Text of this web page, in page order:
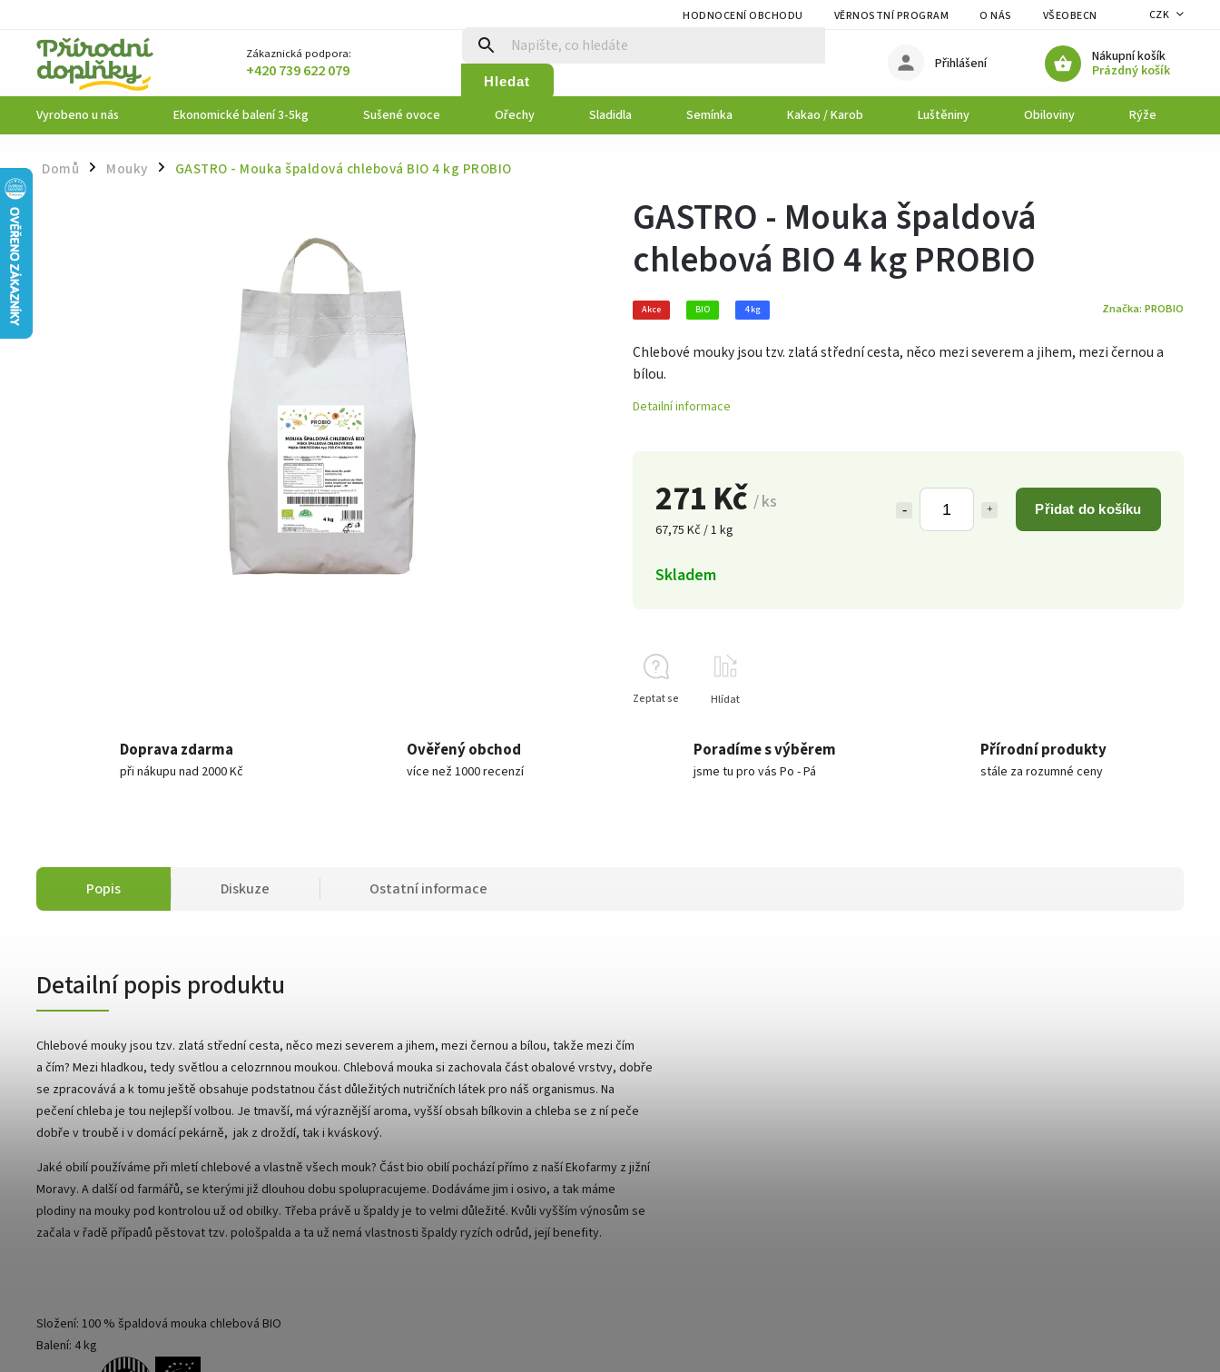
HODNOCENÍ OBCHODU VĚRNOSTNÍ PROGRAM O NÁS VŠEOBECNÉ OBCHODNÍ PODMÍNKY
CZK
Zákaznická podpora:
+420 739 622 079 Hledat
Nákupní košík
Prázdný košík
Přihlášení
Vyrobeno u nás Ekonomické balení 3-5kg Sušené ovoce Ořechy Sladidla Semínka Kakao / Karob Luštěniny Obiloviny Rýže
Domů / Mouky / GASTRO - Mouka špaldová chlebová BIO 4 kg PROBIO
271 Kč / ks
67,75 Kč / 1 kg
Přidat do košíku
Skladem
GASTRO - Mouka špaldová
chlebová BIO 4 kg PROBIO
Akce BIO 4 kg Značka: PROBIO
Chlebové mouky jsou tzv. zlatá střední cesta, něco mezi severem a jihem, mezi černou a
bílou.
Detailní informace
Zeptat se Hlídat
Doprava zdarma
při nákupu nad 2000 Kč
Ověřený obchod
více než 1000 recenzí
Poradíme s výběrem
jsme tu pro vás Po - Pá
Přírodní produkty
stále za rozumné ceny
Popis Diskuze Ostatní informace
Detailní popis produktu
Chlebové mouky jsou tzv. zlatá střední cesta, něco mezi severem a jihem, mezi černou a bílou, takže mezi čím
a čím? Mezi hladkou, tedy světlou a celozrnnou moukou. Chlebová mouka si zachovala část obalové vrstvy, dobře
se zpracovává a k tomu ještě obsahuje podstatnou část důležitých nutričních látek pro náš organismus. Na
pečení chleba je tou nejlepší volbou. Je tmavší, má výraznější aroma, vyšší obsah bílkovin a chleba se z ní peče
dobře v troubě i v domácí pekárně, jak z droždí, tak i kváskový.
Jaké obilí používáme při mletí chlebové a vlastně všech mouk? Část bio obilí pochází přímo z naší Ekofarmy z jižní
Moravy. A další od farmářů, se kterými již dlouhou dobu spolupracujeme. Dodáváme jim i osivo, a tak máme
plodiny na mouky pod kontrolou už od obilky. Třeba právě u špaldy je to velmi důležité. Kvůli vyšším výnosům se
začala v řadě případů pěstovat tzv. pološpalda a ta už nemá vlastnosti špaldy ryzích odrůd, její benefity.
Složení: 100 % špaldová mouka chlebová BIO
Balení: 4 kg